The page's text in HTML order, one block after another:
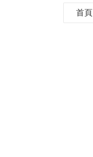
首頁